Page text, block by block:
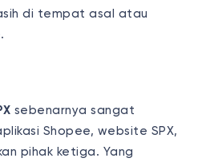
di tempat asal atau
sebenarnya sangat
Shopee, website SPX,
pihak ketiga. Yang